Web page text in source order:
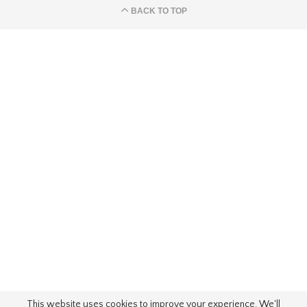
BACK TO TOP
This website uses cookies to improve your experience. We'll